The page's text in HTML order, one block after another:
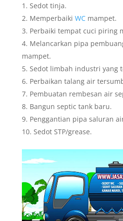
Sedot tinja.
Memperbaiki WCmampet.
Perbaiki tempat cuci piring
Melancarkan pipa
mampet.
Sedot limbah industri yang
Perbaikan talang air
Pembuatan rembesan air
Bangun septic tank baru.
Penggantian pipa saluran
Sedot STP/grease.